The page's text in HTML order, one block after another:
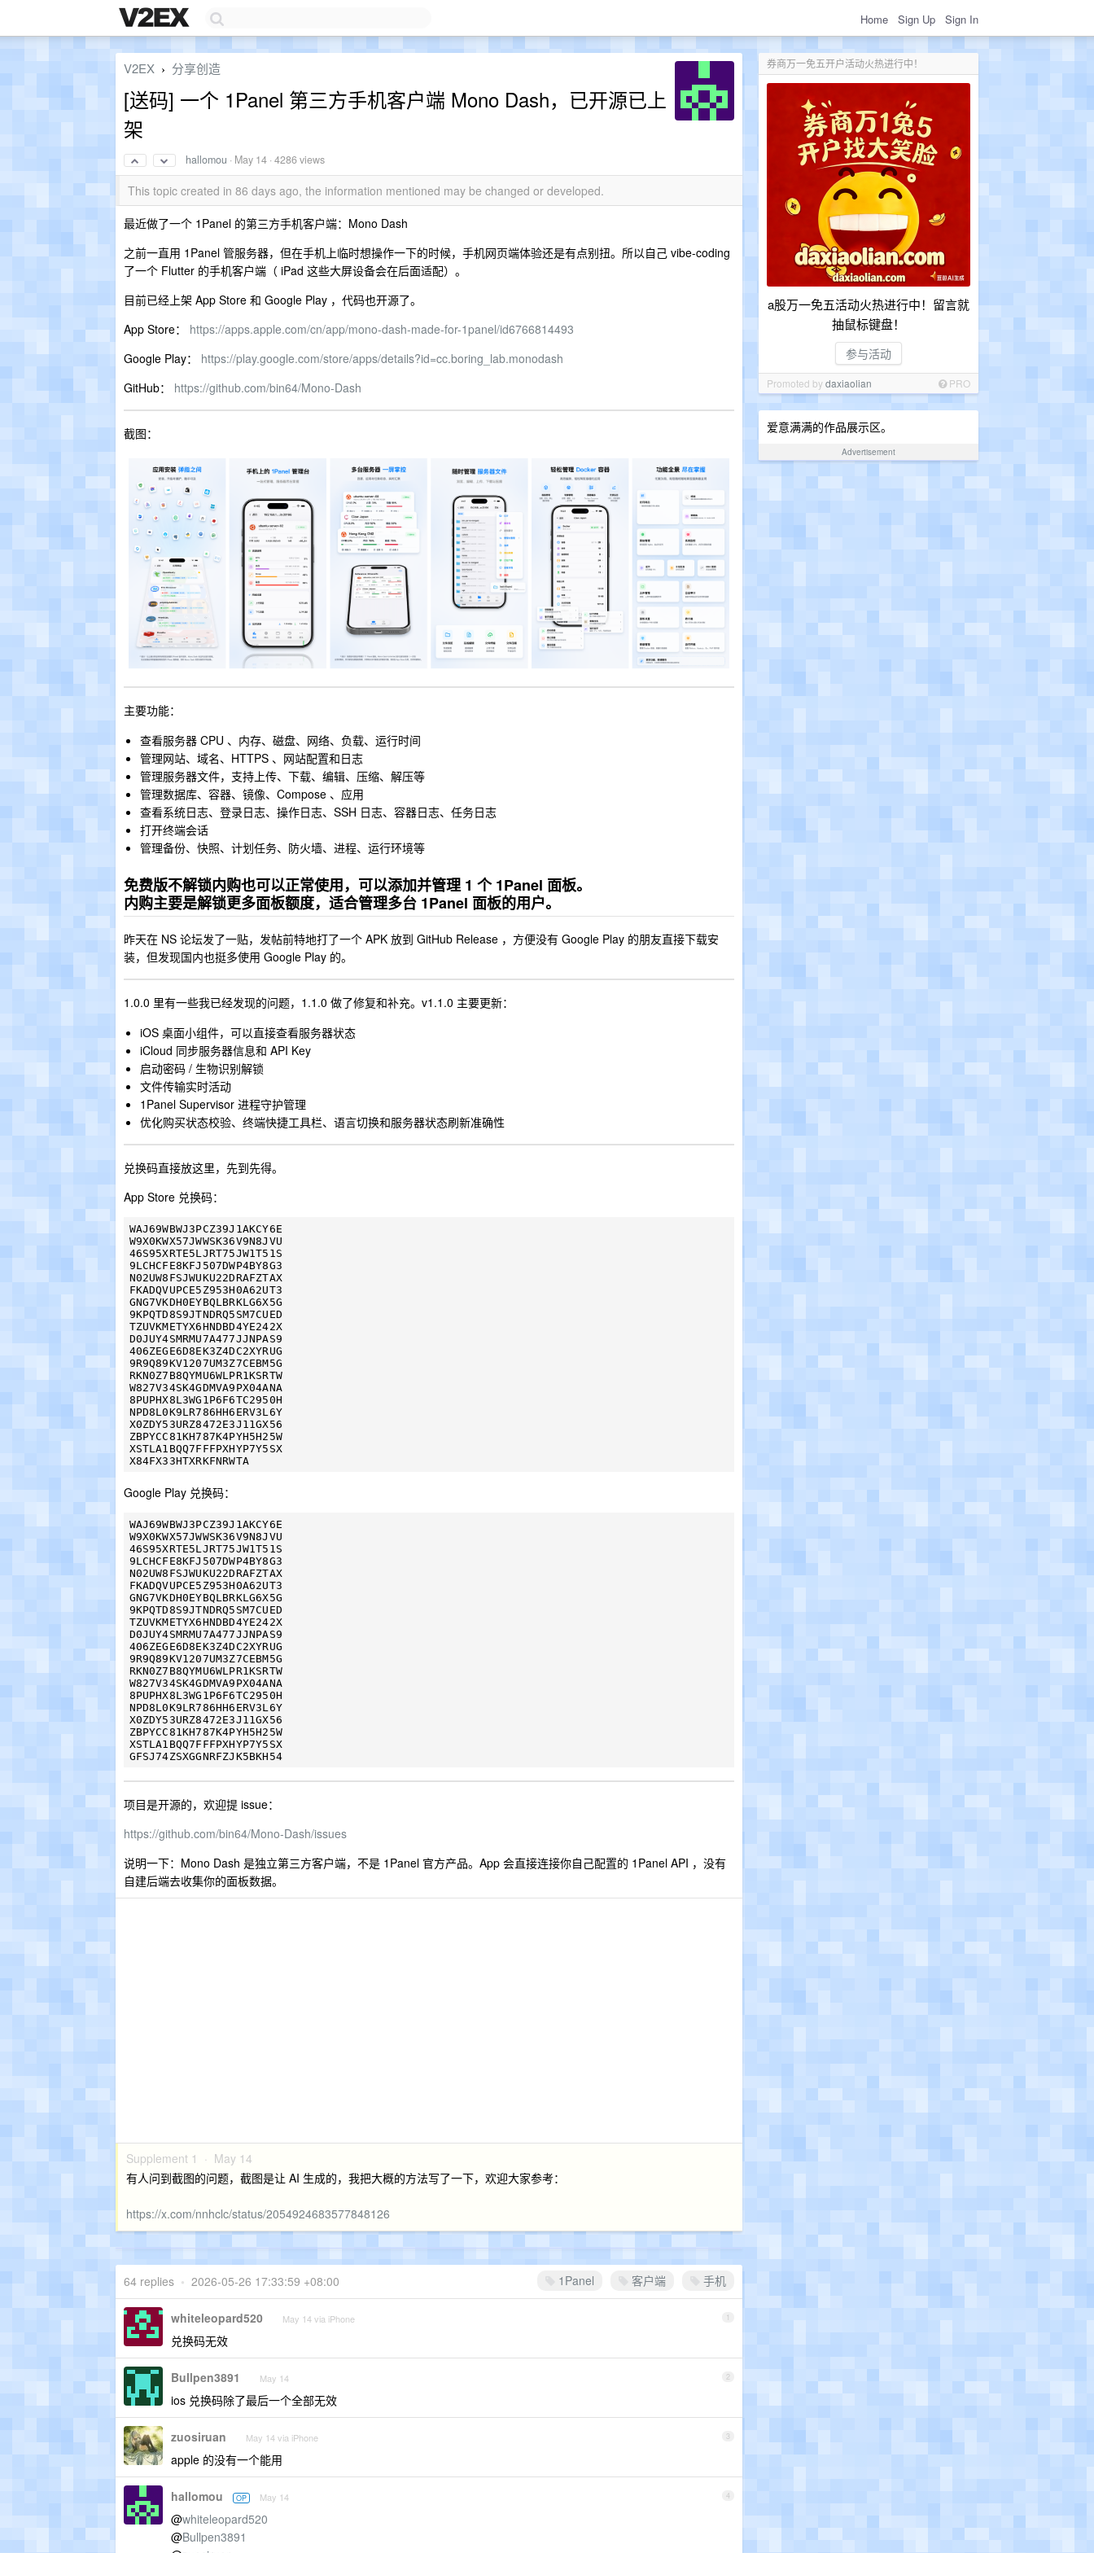
Home Sign Up Sign In
券商万一免五开户活动火热进行中！
a股万一免五活动火热进行中！留言就
抽鼠标键盘！
参与活动
Promoted bydaxiaolian PRO
爱意满满的作品展示区。
Advertisement
V2EX › 分享创造
[送码] 一个 1Panel 第三方手机客户端 Mono Dash，已开源已上
架
hallomou · May 14 · 4286 views
This topic created in 86 days ago, the information mentioned may be changed or developed.
最近做了一个 1Panel 的第三方手机客户端：Mono Dash
之前一直用 1Panel 管服务器，但在手机上临时想操作一下的时候，手机网页端体验还是有点别扭。所以自己 vibe-coding
了一个 Flutter 的手机客户端（ iPad 这些大屏设备会在后面适配）。
目前已经上架 App Store 和 Google Play ，代码也开源了。
App Store： https://apps.apple.com/cn/app/mono-dash-made-for-1panel/id6766814493
Google Play： https://play.google.com/store/apps/details?id=cc.boring_lab.monodash
GitHub： https://github.com/bin64/Mono-Dash
截图：
主要功能：
查看服务器 CPU 、内存、磁盘、网络、负载、运行时间
管理网站、域名、HTTPS 、网站配置和日志
管理服务器文件，支持上传、下载、编辑、压缩、解压等
管理数据库、容器、镜像、Compose 、应用
查看系统日志、登录日志、操作日志、SSH 日志、容器日志、任务日志
打开终端会话
管理备份、快照、计划任务、防火墙、进程、运行环境等
免费版不解锁内购也可以正常使用，可以添加并管理 1 个 1Panel 面板。
内购主要是解锁更多面板额度，适合管理多台 1Panel 面板的用户。
昨天在 NS 论坛发了一贴，发帖前特地打了一个 APK 放到 GitHub Release ，方便没有 Google Play 的朋友直接下载安
装，但发现国内也挺多使用 Google Play 的。
1.0.0 里有一些我已经发现的问题，1.1.0 做了修复和补充。v1.1.0 主要更新：
iOS 桌面小组件，可以直接查看服务器状态
iCloud 同步服务器信息和 API Key
启动密码 / 生物识别解锁
文件传输实时活动
1Panel Supervisor 进程守护管理
优化购买状态校验、终端快捷工具栏、语言切换和服务器状态刷新准确性
兑换码直接放这里，先到先得。
App Store 兑换码：
WAJ69WBWJ3PCZ39J1AKCY6E
W9X0KWX57JWWSK36V9N8JVU
46S95XRTE5LJRT75JW1T51S
9LCHCFE8KFJ507DWP4BY8G3
N02UW8FSJWUKU22DRAFZTAX
FKADQVUPCE5Z953H0A62UT3
GNG7VKDH0EYBQLBRKLG6X5G
9KPQTD8S9JTNDRQ5SM7CUED
TZUVKMETYX6HNDBD4YE242X
D0JUY4SMRMU7A477JJNPAS9
406ZEGE6D8EK3Z4DC2XYRUG
9R9Q89KV1207UM3Z7CEBM5G
RKN0Z7B8QYMU6WLPR1KSRTW
W827V34SK4GDMVA9PX04ANA
8PUPHX8L3WG1P6F6TC2950H
NPD8L0K9LR786HH6ERV3L6Y
X0ZDY53URZ8472E3J11GX56
ZBPYCC81KH787K4PYH5H25W
XSTLA1BQQ7FFFPXHYP7Y5SX
Google Play 兑换码：
WAJ69WBWJ3PCZ39J1AKCY6E
W9X0KWX57JWWSK36V9N8JVU
46S95XRTE5LJRT75JW1T51S
9LCHCFE8KFJ507DWP4BY8G3
N02UW8FSJWUKU22DRAFZTAX
FKADQVUPCE5Z953H0A62UT3
GNG7VKDH0EYBQLBRKLG6X5G
9KPQTD8S9JTNDRQ5SM7CUED
TZUVKMETYX6HNDBD4YE242X
D0JUY4SMRMU7A477JJNPAS9
406ZEGE6D8EK3Z4DC2XYRUG
9R9Q89KV1207UM3Z7CEBM5G
RKN0Z7B8QYMU6WLPR1KSRTW
W827V34SK4GDMVA9PX04ANA
8PUPHX8L3WG1P6F6TC2950H
NPD8L0K9LR786HH6ERV3L6Y
X0ZDY53URZ8472E3J11GX56
ZBPYCC81KH787K4PYH5H25W
XSTLA1BQQ7FFFPXHYP7Y5SX
项目是开源的，欢迎提 issue：
https://github.com/bin64/Mono-Dash/issues
说明一下：Mono Dash 是独立第三方客户端，不是 1Panel 官方产品。App 会直接连接你自己配置的 1Panel API ，没有
自建后端去收集你的面板数据。
Supplement 1 · May 14
有人问到截图的问题，截图是让 AI 生成的，我把大概的方法写了一下，欢迎大家参考：
https://x.com/nnhclc/status/2054924683577848126
1Panel 客户端 手机
64 replies • 2026-05-26 17:33:59 +08:00
1
whiteleopard520 May 14 via iPhone
兑换码无效
2
Bullpen3891 May 14
ios 兑换码除了最后一个全部无效
3
zuosiruan May 14 via iPhone
apple 的没有一个能用
4
hallomou OP May 14
@whiteleopard520
@Bullpen3891